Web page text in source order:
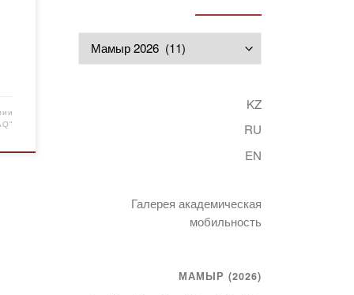
KZ
RU
EN
Галерея академическая
мобильность
МАМЫР (2026)